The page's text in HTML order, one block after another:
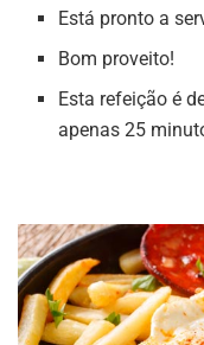
Está pronto a
Bom proveito!
Esta refeição é
apenas 25